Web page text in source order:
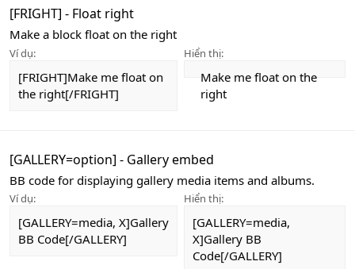
[FRIGHT] - Float right
Make a block float on the right
Ví dụ:
[FRIGHT]Make me float on
the right[/FRIGHT]
Hiển thị:
Make me float on the
right
[GALLERY=option] - Gallery embed
BB code for displaying gallery media items and albums.
Ví dụ:
[GALLERY=media, X]Gallery
BB Code[/GALLERY]
Hiển thị:
[GALLERY=media,
X]Gallery BB
Code[/GALLERY]